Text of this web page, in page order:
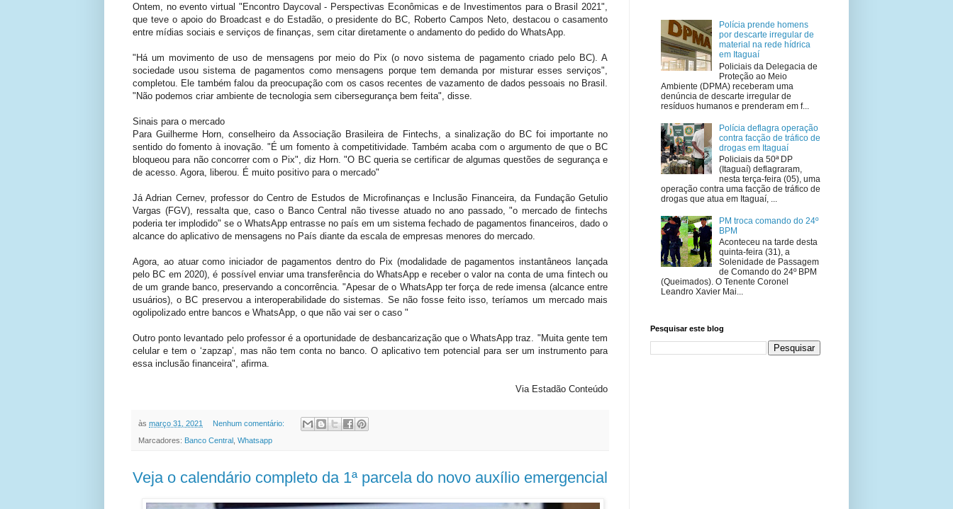
Ontem, no evento virtual "Encontro Daycoval - Perspectivas Econômicas e de Investimentos para o Brasil 2021",
que teve o apoio do Broadcast e do Estadão, o presidente do BC, Roberto Campos Neto, destacou o casamento
entre mídias sociais e serviços de finanças, sem citar diretamente o andamento do pedido do WhatsApp.
"Há um movimento de uso de mensagens por meio do Pix (o novo sistema de pagamento criado pelo BC). A
sociedade usou sistema de pagamentos como mensagens porque tem demanda por misturar esses serviços",
completou. Ele também falou da preocupação com os casos recentes de vazamento de dados pessoais no Brasil.
"Não podemos criar ambiente de tecnologia sem cibersegurança bem feita", disse.
Sinais para o mercado
Para Guilherme Horn, conselheiro da Associação Brasileira de Fintechs, a sinalização do BC foi importante no
sentido do fomento à inovação. "É um fomento à competitividade. Também acaba com o argumento de que o BC
bloqueou para não concorrer com o Pix", diz Horn. "O BC queria se certificar de algumas questões de segurança e
de acesso. Agora, liberou. É muito positivo para o mercado"
Já Adrian Cernev, professor do Centro de Estudos de Microfinanças e Inclusão Financeira, da Fundação Getulio
Vargas (FGV), ressalta que, caso o Banco Central não tivesse atuado no ano passado, "o mercado de fintechs
poderia ter implodido" se o WhatsApp entrasse no país em um sistema fechado de pagamentos financeiros, dado o
alcance do aplicativo de mensagens no País diante da escala de empresas menores do mercado.
Agora, ao atuar como iniciador de pagamentos dentro do Pix (modalidade de pagamentos instantâneos lançada
pelo BC em 2020), é possível enviar uma transferência do WhatsApp e receber o valor na conta de uma fintech ou
de um grande banco, preservando a concorrência. "Apesar de o WhatsApp ter força de rede imensa (alcance entre
usuários), o BC preservou a interoperabilidade do sistemas. Se não fosse feito isso, teríamos um mercado mais
ogolipolizado entre bancos e WhatsApp, o que não vai ser o caso "
Outro ponto levantado pelo professor é a oportunidade de desbancarização que o WhatsApp traz. "Muita gente tem
celular e tem o ‘zapzap’, mas não tem conta no banco. O aplicativo tem potencial para ser um instrumento para
essa inclusão financeira", afirma.
Via Estadão Conteúdo
às março 31, 2021 Nenhum comentário:
Marcadores: Banco Central Whatsapp
Veja o calendário completo da 1ª parcela do novo auxílio emergencial
Polícia prende homens
por descarte irregular de
material na rede hídrica
em Itaguaí
Policiais da Delegacia de
Proteção ao Meio
Ambiente (DPMA) receberam uma
denúncia de descarte irregular de
resíduos humanos e prenderam em f...
Polícia deflagra operação
contra facção de tráfico de
drogas em Itaguaí
Policiais da 50ª DP
(Itaguaí) deflagraram,
nesta terça-feira (05), uma
operação contra uma facção de tráfico de
drogas que atua em Itaguaí, ...
PM troca comando do 24º
BPM
Aconteceu na tarde desta
quinta-feira (31), a
Solenidade de Passagem
de Comando do 24º BPM
(Queimados). O Tenente Coronel
Leandro Xavier Mai...
Pesquisar este blog